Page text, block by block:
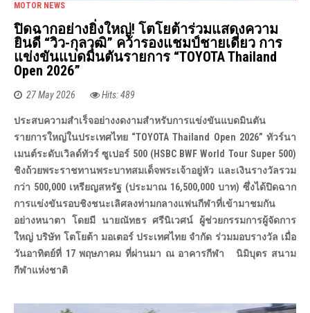
MOTOR NEWS
ปิดฉากอย่างยิ่งใหญ่! โตโยต้าร่วมแสดงความ
ยินดี “วิว-กุลวุฒิ” คว้ารองแชมป์ชายเดี่ยว การ
แข่งขันแบดมินตันรายการ “TOYOTA Thailand
Open 2026”
27 May 2026 Hits: 489
ประสบความสำเร็จอย่างงดงามสำหรับการแข่งขันแบดมินตัน
รายการใหญ่ในประเทศไทย “TOYOTA Thailand Open 2026” ทัวร์นา
เมนต์ระดับเวิลด์ทัวร์ ซูเปอร์ 500 (HSBC BWF World Tour Super 500)
ชิงถ้วยพระราชทานพระบาทสมเด็จพระเจ้าอยู่หัว และเงินรางวัลรวม
กว่า 500,000 เหรียญสหรัฐ (ประมาณ 16,500,000 บาท) ซึ่งได้ปิดฉาก
การแข่งขันรอบชิงชนะเลิศลงท่ามกลางแฟนกีฬาที่เข้ามาชมกัน
อย่างหนาตา โดยมี นายณัทธร ศรีนิเวศน์ ผู้ช่วยกรรมการผู้จัดการ
ใหญ่ บริษัท โตโยต้า มอเตอร์ ประเทศไทย จำกัด ร่วมมอบรางวัล เมื่อ
วันอาทิตย์ที่ 17 พฤษภาคม ที่ผ่านมา ณ อาคารกีฬา นิมิบุตร สนาม
กีฬาแห่งชาติ